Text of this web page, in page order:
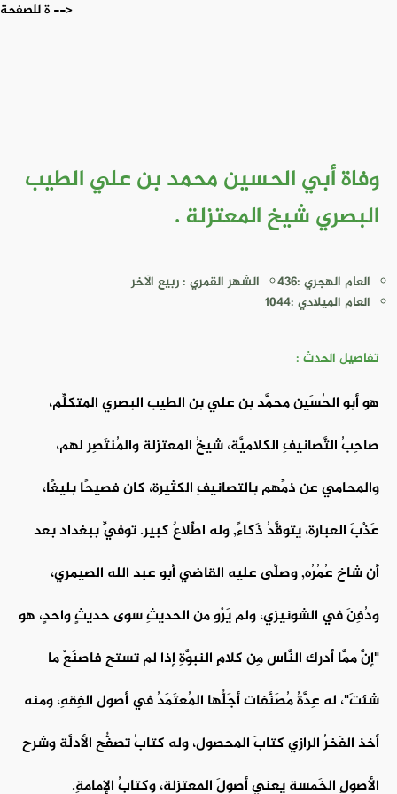
ة للصفحة -->
وفاة أبي الحسين محمد بن علي الطيب
البصري شيخ المعتزلة .
العام الهجري :436
الشهر القمري : ربيع الآخر
العام الميلادي :1044
تفاصيل الحدث :
هو أبو الحُسَين محمَّد بن علي بن الطيب البصري المتكلِّم،
صاحِبُ التَّصانيفِ الكلاميَّة، شيخُ المعتزلة والمُنتَصِر لهم،
والمحامي عن ذمِّهم بالتصانيفِ الكثيرة، كان فصيحًا بليغًا،
عَذْبَ العبارة، يتوقَّدُ ذَكاءً, وله اطِّلاعٌ كبير. توفِّيَ ببغداد بعد
أن شاخ عُمُرُه, وصلَّى عليه القاضي أبو عبد الله الصيمري،
ودُفِنَ في الشونيزي، ولم يَرْوِ من الحديثِ سوى حديثٍ واحدٍ، هو
"إنَّ ممَّا أدرك النَّاس مِن كلامِ النبوَّةِ إذا لم تستحِ فاصنَعْ ما
شئتَ"، له عِدَّةُ مُصَنَّفات أجَلُّها المُعتَمَدُ في أصول الفِقهِ، ومنه
أخذ الفَخرُ الرازي كتابَ المحصول، وله كتابُ تصفُّح الأدلَّة وشرح
الأصولِ الخَمسة يعني أصولَ المعتزلة، وكتابُ الإمامةِ.